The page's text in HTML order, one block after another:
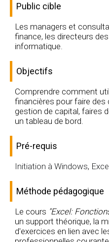
Public cible
Les managers et
finance, les directeurs
informatique.
Objectifs
Comprendre comment
financières pour faire des
gestion de capital, faires
un tableau de bord.
Pré-requis
Initiation à Windows,
Méthode pédagogique
Le cours "Excel:
un support théorique, la
d'exercices en lien avec